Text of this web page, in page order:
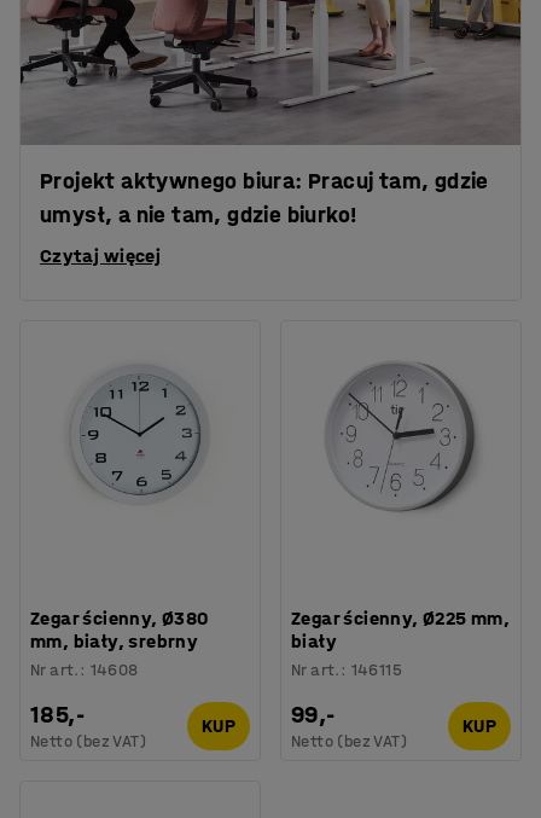
Projekt aktywnego biura: Pracuj tam, gdzie
umysł, a nie tam, gdzie biurko!
Czytaj więcej
Zegar ścienny, Ø380
mm, biały, srebrny
Nr art. : 14608
185,-
Netto (bez VAT)
KUP
Zegar ścienny, Ø225 mm,
biały
Nr art. : 146115
99,-
Netto (bez VAT)
KUP